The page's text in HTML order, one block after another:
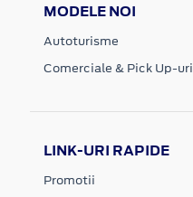
MODELE NOI
Autoturisme
Comerciale & Pick Up-uri
LINK-URI RAPIDE
Promotii